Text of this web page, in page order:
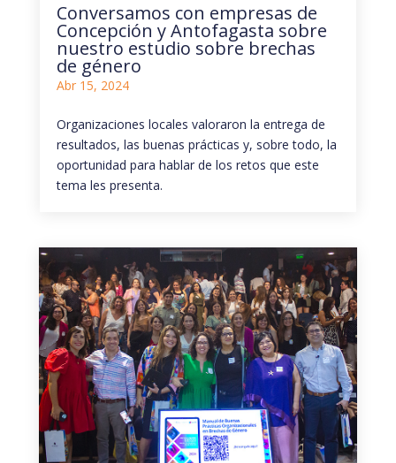
Conversamos con empresas de
Concepción y Antofagasta sobre
nuestro estudio sobre brechas
de género
Abr 15, 2024
Organizaciones locales valoraron la entrega de
resultados, las buenas prácticas y, sobre todo, la
oportunidad para hablar de los retos que este
tema les presenta.